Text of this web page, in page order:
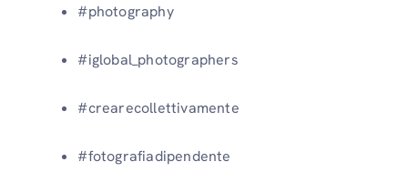
#photography
#iglobal_photographers
#crearecollettivamente
#fotografiadipendente